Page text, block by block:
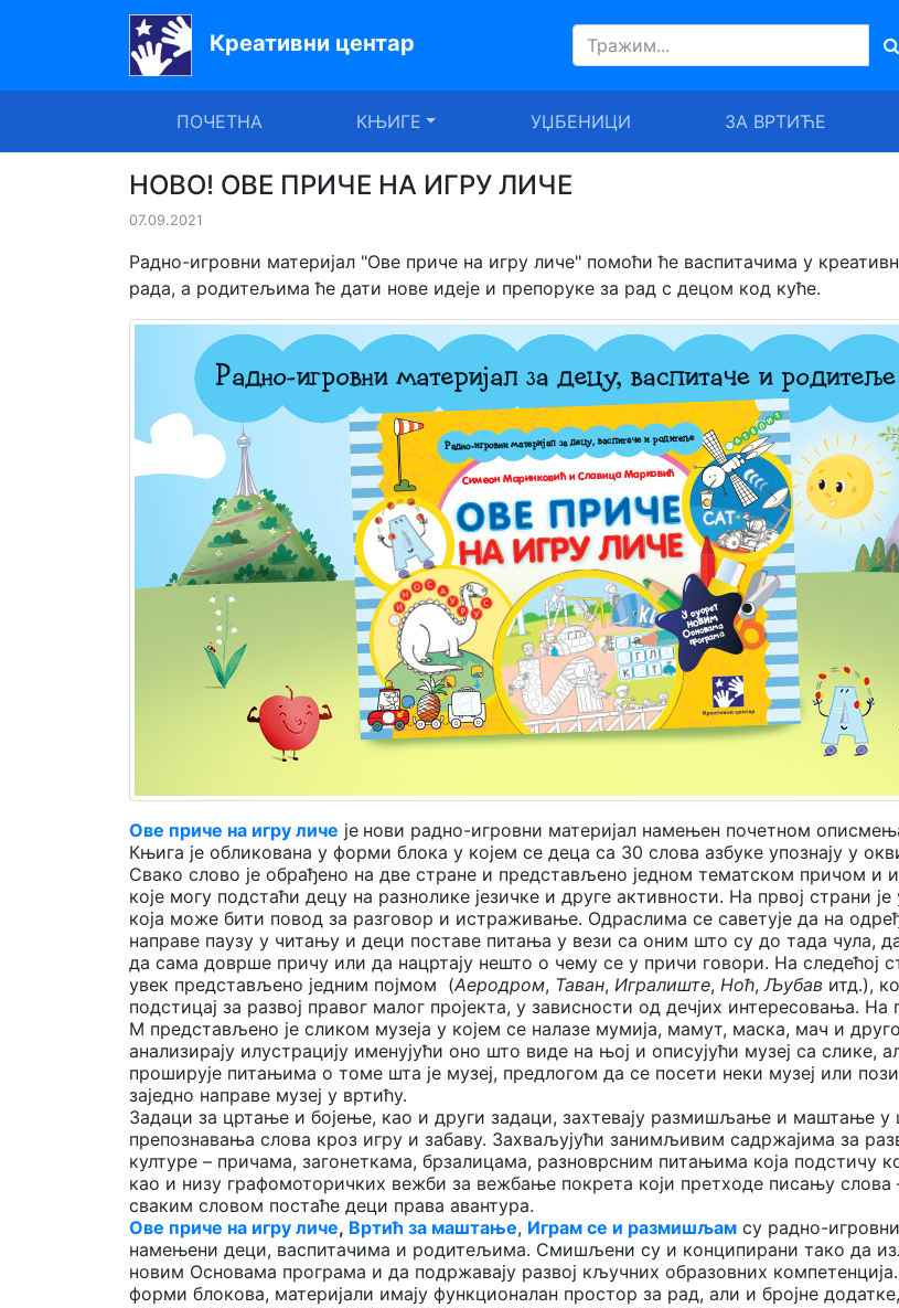
Креативни центар
ПОЧЕТНА КЊИГЕ УЏБЕНИЦИ ЗА ВРТИЋЕ
Почетна
УџбенициНОВО! ОВЕ ПРИЧЕ НА ИГРУ ЛИЧЕ
07.09.2021
Радно-игровни материјал "Ове приче на игру личе" помоћи ће васпитачима у
рада, а родитељима ће дати нове идеје и препоруке за рад с децом код куће.
Ове приче на игру личе је нови радно-игровни материјал намењен почетном
Књига је обликована у форми блока у којем се деца са 30 слова азбуке упознају у
Свако слово је обрађено на две стране и представљено једном тематском причом и
које могу подстаћи децу на разнолике језичке и друге активности. На првој страни
која може бити повод за разговор и истраживање. Одраслима се саветује да на
направе паузу у читању и деци поставе питања у вези са оним што су до тада чула,
да сама доврше причу или да нацртају нешто о чему се у причи говори. На следећој
увек представљено једним појмом (Аеродром, Таван, Игралиште, Ноћ,Љубав итд.),
подстицај за развој правог малог пројекта, у зависности од дечјих интересовања.
М представљено је сликом музеја у којем се налазе мумија, мамут, маска, мач и
анализирају илустрацију именујући оно што виде на њој и описујући музеј са слике,
проширује питањима о томе шта је музеј, предлогом да се посети неки музеј или
заједно направе музеј у вртићу.
Задаци за цртање и бојење, као и други задаци, захтевају размишљање и маштање
препознавања слова кроз игру и забаву. Захваљујући занимљивим садржајима за
културе – причама, загонеткама, брзалицама, разноврсним питањима која подстичу
као и низу графомоторичких вежби за вежбање покрета који претходе писању слова
сваким словом постаће деци права авантура.
Ове приче на игру личе, Вртић за маштање, Играм се и размишљам су радно-
намењени деци, васпитачима и родитељима. Смишљени су и конципирани тако да
новим Основама програма и да подржавају развој кључних образовних
форми блокова, материјали имају функционалан простор за рад, али и бројне